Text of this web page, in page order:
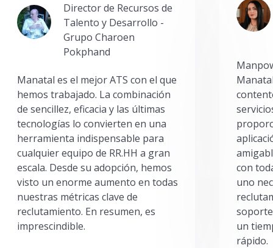
Director de Recursos de
Talento y Desarrollo -
Grupo Charoen
Pokphand
Manatal es el mejor ATS con el que
hemos trabajado. La combinación
de sencillez, eficacia y las últimas
tecnologías lo convierten en una
herramienta indispensable para
cualquier equipo de RR.HH a gran
escala. Desde su adopción, hemos
visto un enorme aumento en todas
nuestras métricas clave de
reclutamiento. En resumen, es
imprescindible.
con
uno
un
rápido.